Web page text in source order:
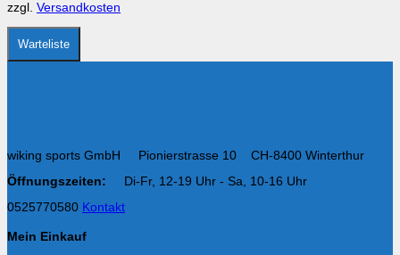
Produktseite
gewählt
werden
zzgl. Versandkosten
Warteliste
wiking sports GmbH Pionierstrasse 10 CH-8400 Winterthur
Öffnungszeiten:
Di-Fr, 12-19 Uhr - Sa, 10-16 Uhr
0525770580 Kontakt
Mein Einkauf